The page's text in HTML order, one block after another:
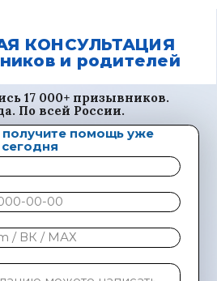
и родителей
помощь уже